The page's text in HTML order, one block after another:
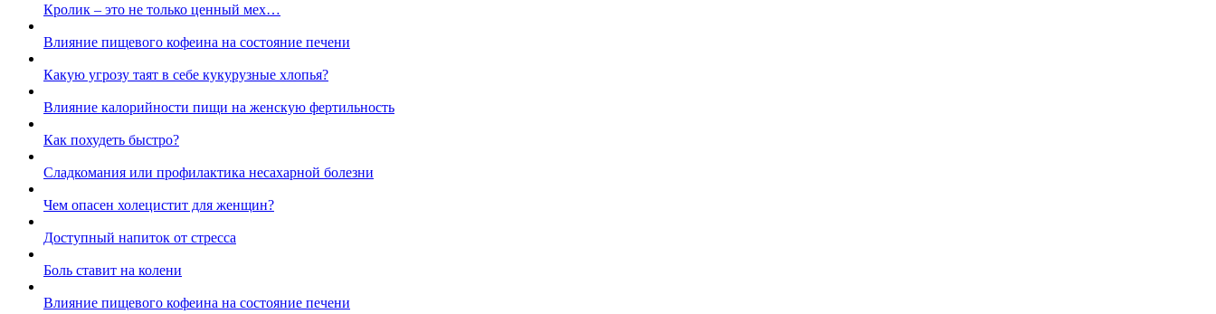
Кролик – это не только ценный мех…
Влияние пищевого кофеина на состояние печени
Какую угрозу таят в себе кукурузные хлопья?
Влияние калорийности пищи на женскую фертильность
Как похудеть быстро?
Сладкомания или профилактика несахарной болезни
Чем опасен холецистит для женщин?
Доступный напиток от стресса
Боль ставит на колени
Влияние пищевого кофеина на состояние печени